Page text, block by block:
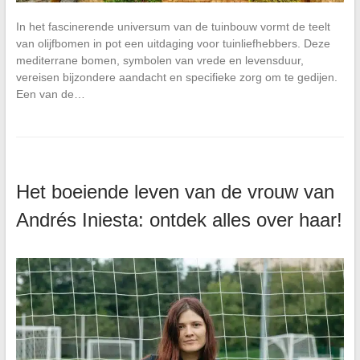
In het fascinerende universum van de tuinbouw vormt de teelt
van olijfbomen in pot een uitdaging voor tuinliefhebbers. Deze
mediterrane bomen, symbolen van vrede en levensduur,
vereisen bijzondere aandacht en specifieke zorg om te gedijen.
Een van de…
Het boeiende leven van de vrouw van
Andrés Iniesta: ontdek alles over haar!